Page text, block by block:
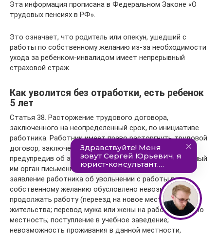
Эта информация прописана в Федеральном Законе «О
трудовых пенсиях в РФ».
Это означает, что родитель или опекун, ушедший с
работы по собственному желанию из-за необходимости
ухода за ребенком-инвалидом имеет непрерывный
страховой страж.
Как уволится без отработки, есть ребенок
5 лет
Статья 38. Расторжение трудового договора,
заключенного на неопределенный срок, по инициативе
работника. Работник имеет право расторгнуть трудовой
договор, заключенный на неопределенный срок,
предупредив об этом собственника или уполномоченный
им орган письменно за две недели. В случае если
заявление работника об увольнении с работы по
собственному желанию обусловлено невозможностью
продолжать работу (переезд на новое место
жительства; перевод мужа или жены на работу в другую
местность; поступление в учебное заведение;
невозможность проживания в данной местности,